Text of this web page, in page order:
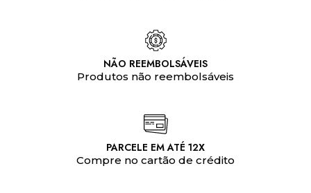
NÃO REEMBOLSÁVEIS
Produtos não reembolsáveis
PARCELE EM ATÉ 12X
Compre no cartão de crédito